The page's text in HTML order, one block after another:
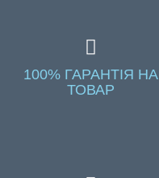
100% ГАРАНТІЯ НА
ТОВАР